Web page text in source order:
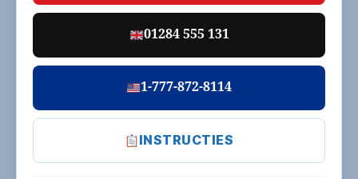
01284 555 131
1-777-872-8114
INSTRUCTIES